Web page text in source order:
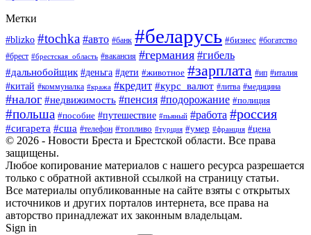
Метки
#blizko #tochka #авто #банк #беларусь #бизнес #богатство
#брест #брестская_область #вакансия #германия #гибель
#дальнобойщик #деньга #дети #животное #зарплата #ип #италия
#китай #коммуналка #кража #кредит #курс_валют #литва #медицина
#налог #недвижимость #пенсия #подорожание #полиция
#польша #пособие #путешествие #пьяный #работа #россия
#сигарета #сша #телефон #топливо #турция #умер #франция #цена
© 2026 - Новости Бреста и Брестской области. Все права
защищены.
Любое копирование материалов с нашего ресурса разрешается
только с обратной активной ссылкой на страницу статьи.
Все материалы опубликованные на сайте взяты с открытых
источников и других порталов интернета, все права на
авторство принадлежат их законным владельцам.
Sign in